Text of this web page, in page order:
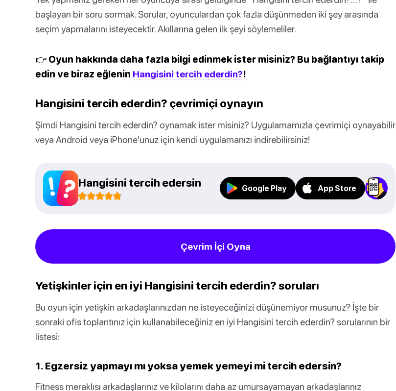
başlayan bir soru sormak. Sorular, oyunculardan çok fazla düşünmeden iki şey arasında
seçim yapmalarını isteyecektir. Akıllarına gelen ilk şeyi söylemeliler.
👉 Oyun hakkında daha fazla bilgi edinmek ister misiniz? Bu bağlantıyı takip
edin ve biraz eğlenin Hangisini tercih ederdin?!
Hangisini tercih ederdin? çevrimiçi oynayın
Şimdi Hangisini tercih ederdin? oynamak ister misiniz? Uygulamamızla çevrimiçi oynayabilir
veya Android veya iPhone'unuz için kendi uygulamanızı indirebilirsiniz!
Hangisini tercih edersin Google Play App Store
Çevrim İçi Oyna
Yetişkinler için en iyi Hangisini tercih ederdin? soruları
Bu oyun için yetişkin arkadaşlarınızdan ne isteyeceğinizi düşünemiyor musunuz? İşte bir
sonraki ofis toplantınız için kullanabileceğiniz en iyi Hangisini tercih ederdin? sorularının bir
listesi:
1. Egzersiz yapmayı mı yoksa yemek yemeyi mi tercih edersin?
Fitness meraklısı arkadaşlarınız ve kilolarını daha az umursayamayan arkadaşlarınız